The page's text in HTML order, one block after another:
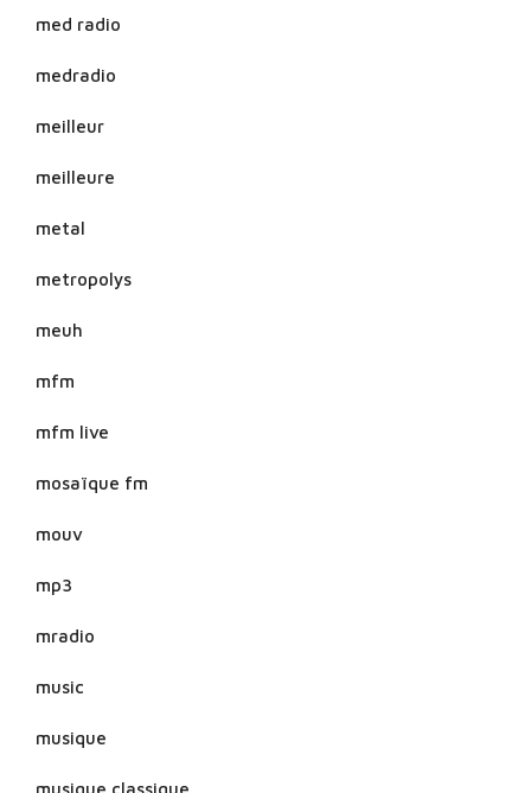
med radio
medradio
meilleur
meilleure
metal
metropolys
meuh
mfm
mfm live
mosaïque fm
mouv
mp3
mradio
music
musique
musique classique